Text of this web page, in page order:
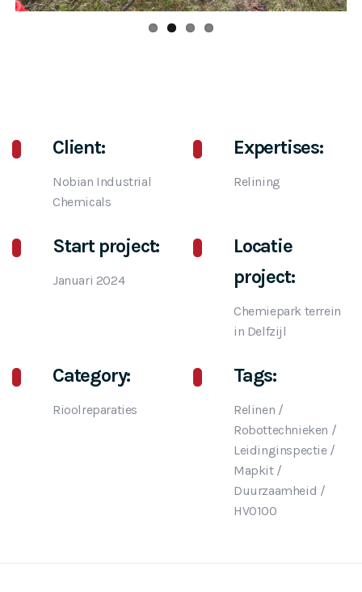
Client:
Nobian Industrial
Chemicals
Expertises:
Relining
Start project:
Januari 2024
Locatie
project:
Chemiepark terrein
in Delfzijl
Category:
Rioolreparaties
Tags:
Relinen /
Robottechnieken /
Leidinginspectie/
Mapkit/
Duurzaamheid /
HVO100